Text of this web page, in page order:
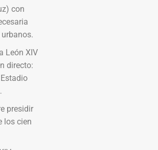
con
León XIV
directo:
presidir
los cien